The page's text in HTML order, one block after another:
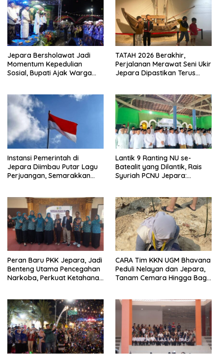
Jepara Bersholawat Jadi
Momentum Kepedulian
Sosial, Bupati Ajak Warga
TATAH 2026 Berakhir,
Perjalanan Merawat Seni Ukir
Jepara Dipastikan Terus
Instansi Pemerintah di
Jepara Diimbau Putar Lagu
Perjuangan, Semarakkan
Lantik 9 Ranting NU se-
Batealit yang Dilantik, Rais
Syuriah PCNU Jepara:
Peran Baru PKK Jepara, Jadi
Benteng Utama Pencegahan
Narkoba, Perkuat Ketahanan
CARA Tim KKN UGM Bhavana
Peduli Nelayan dan Jepara,
Tanam Cemara Hingga Bagi